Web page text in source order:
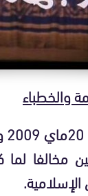
والخطباء
مخالفا